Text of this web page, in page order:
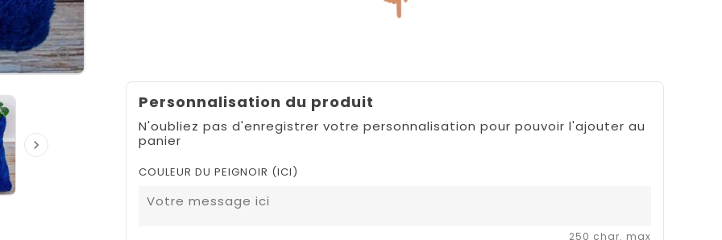


Personnalisation du produit
N'oubliez pas d'enregistrer votre personnalisation pour pouvoir l'ajouter au
panier
COULEUR DU PEIGNOIR (ICI)
250 char. max